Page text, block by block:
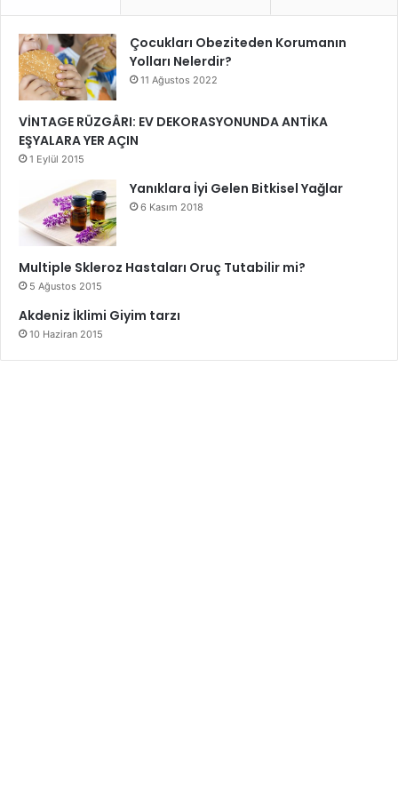
Çocukları Obeziteden Korumanın
Yolları Nelerdir?
11 Ağustos 2022
VİNTAGE RÜZGÂRI: EV DEKORASYONUNDA ANTİKA
EŞYALARA YER AÇIN
1 Eylül 2015
Yanıklara İyi Gelen Bitkisel Yağlar
6 Kasım 2018
Multiple Skleroz Hastaları Oruç Tutabilir mi?
5 Ağustos 2015
Akdeniz İklimi Giyim tarzı
10 Haziran 2015